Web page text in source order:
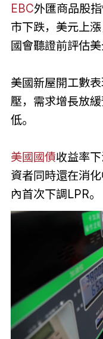
EBC外匯商品股
市下跌，美元上
國會聽證前評估美
美國新屋開工數
壓，需求增長放
低。
美國國債收益率
資者同時還在消
內首次下調LPR。